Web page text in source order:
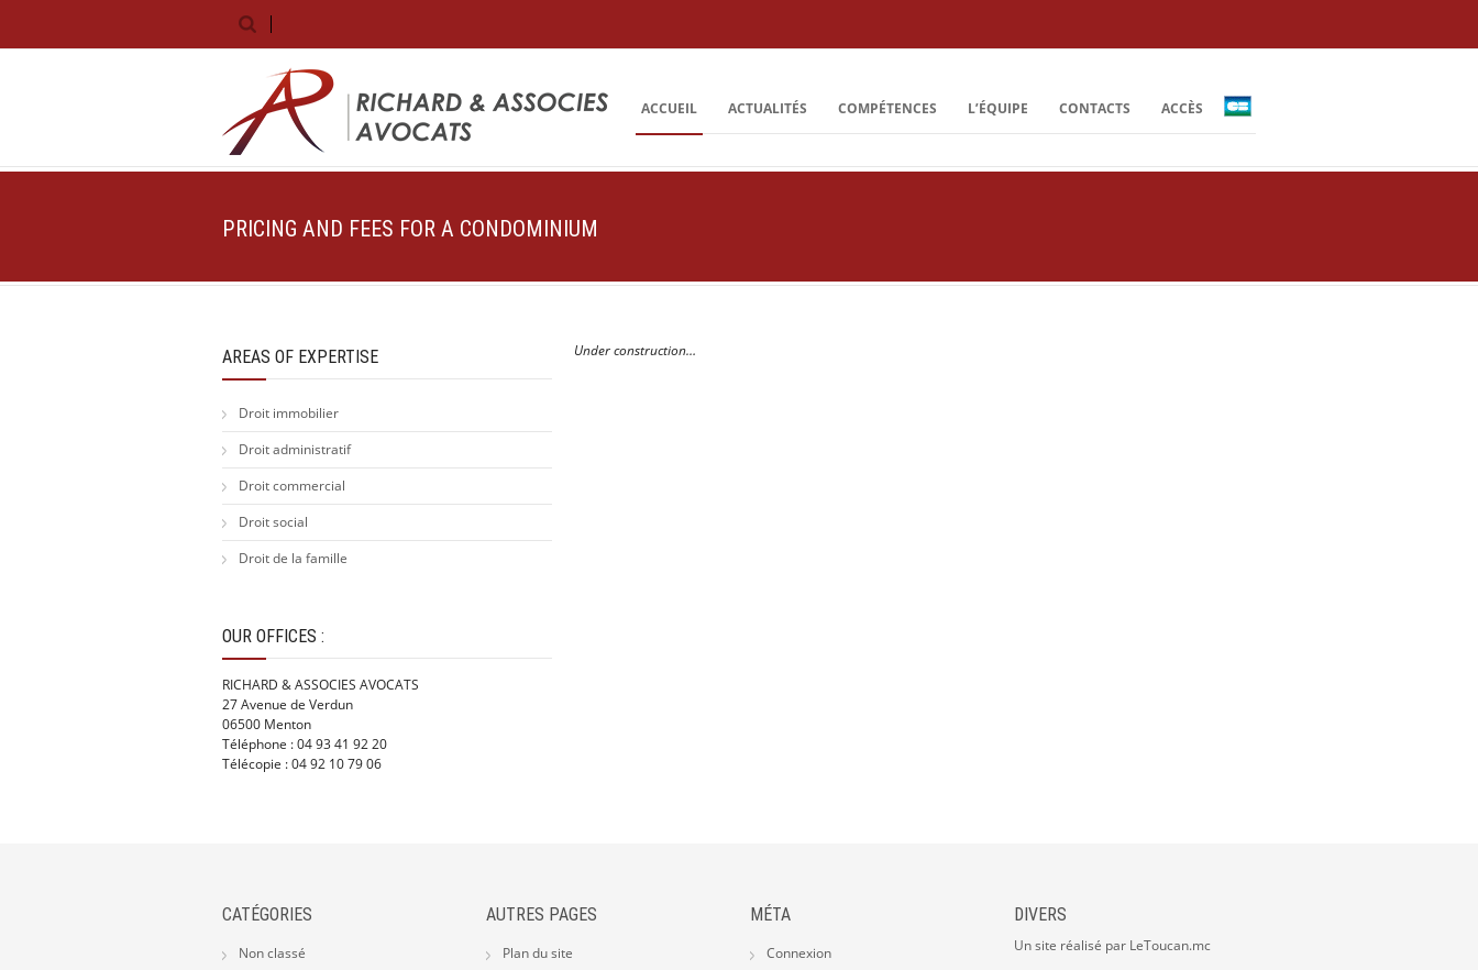
ACCUEIL ACTUALITÉS COMPÉTENCES L’ÉQUIPE CONTACTS ACCÈS
PRICING AND FEES FOR A CONDOMINIUM
Under construction…
AREAS OF EXPERTISE
Droit immobilier
Droit administratif
Droit commercial
Droit social
Droit de la famille
OUR OFFICES :
RICHARD & ASSOCIES AVOCATS
27 Avenue de Verdun
06500 Menton
Téléphone : 04 93 41 92 20
Télécopie : 04 92 10 79 06
CATÉGORIES
Non classé
AUTRES PAGES
Plan du site
MÉTA
Connexion
DIVERS
Un site réalisé par LeToucan.mc